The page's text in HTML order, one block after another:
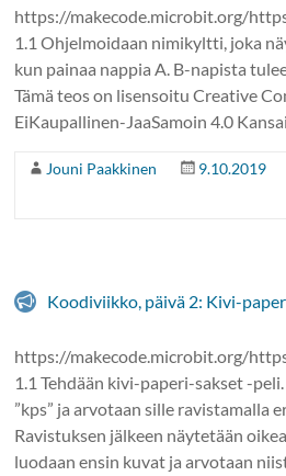
https://makecode.microbit.org/
1.1 Ohjelmoidaan nimikyltti, joka
kun painaa nappia A. B-napista
Tämä teos on lisensoitu Creative
EiKaupallinen-JaaSamoin 4.0
Jouni Paakkinen 9.10.2019
Koodiviikko, päivä 2: Kivi-
https://makecode.microbit.org/
1.1 Tehdään kivi-paperi-sakset -
”kps” ja arvotaan sille ravistamalla
Ravistuksen jälkeen näytetään
luodaan ensin kuvat ja arvotaan